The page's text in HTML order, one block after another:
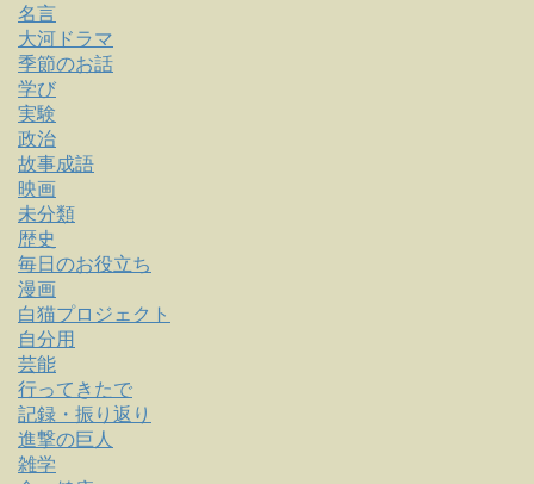
名言
大河ドラマ
季節のお話
学び
実験
政治
故事成語
映画
未分類
歴史
毎日のお役立ち
漫画
白猫プロジェクト
自分用
芸能
行ってきたで
記録・振り返り
進撃の巨人
雑学